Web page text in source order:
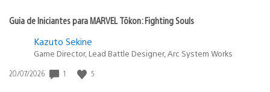
Guia de Iniciantes para MARVEL Tōkon: Fighting Souls
Kazuto Sekine
Game Director, Lead Battle Designer, Arc System Works
Data
20/07/2026 1 5